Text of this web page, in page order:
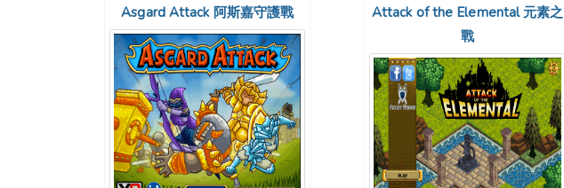
Asgard Attack 阿斯嘉守護戰
Attack of the Elemental 元素之
戰